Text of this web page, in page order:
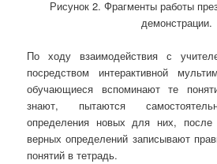
Рисунок 2. Фрагменты работы
демонстрации.
По ходу взаимодействия с
посредством интерактивной
обучающиеся вспоминают те
знают, пытаются
определения новых для них, после
верных определений записывают
понятий в тетрадь.